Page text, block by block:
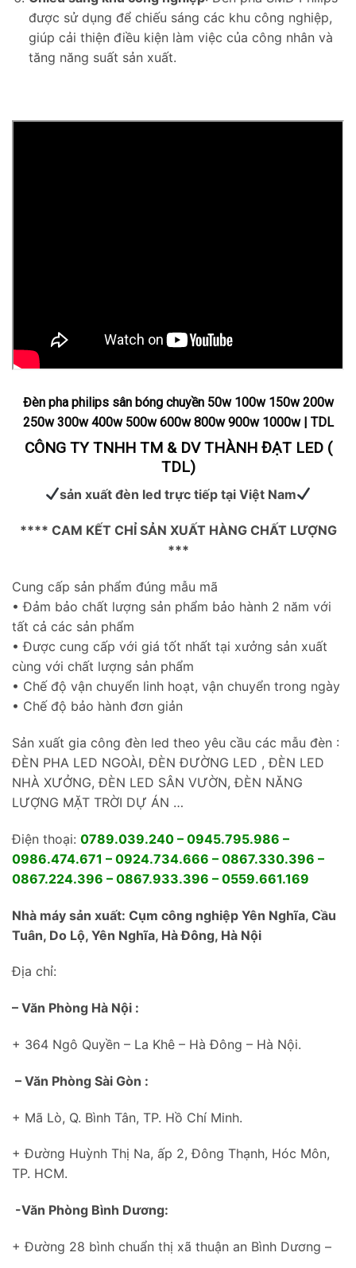
được sử dụng để chiếu sáng các khu công nghiệp,
giúp cải thiện điều kiện làm việc của công nhân và
tăng năng suất sản xuất.
Đèn pha philips sân bóng chuyền 50w 100w 150w 200w
250w 300w 400w 500w 600w 800w 900w 1000w | TDL
CÔNG TY TNHH TM & DV THÀNH ĐẠT LED (
TDL)
sản xuất đèn led trực tiếp tại Việt Nam
**** CAM KẾT CHỈ SẢN XUẤT HÀNG CHẤT LƯỢNG
***
Cung cấp sản phẩm đúng mẫu mã
• Đảm bảo chất lượng sản phẩm bảo hành 2 năm với
tất cả các sản phẩm
• Được cung cấp với giá tốt nhất tại xưởng sản xuất
cùng với chất lượng sản phẩm
• Chế độ vận chuyển linh hoạt, vận chuyển trong ngày
• Chế độ bảo hành đơn giản
Sản xuất gia công đèn led theo yêu cầu các mẫu đèn :
ĐÈN PHA LED NGOÀI, ĐÈN ĐƯỜNG LED , ĐÈN LED
NHÀ XƯỞNG, ĐÈN LED SÂN VƯỜN, ĐÈN NĂNG
LƯỢNG MẶT TRỜI DỰ ÁN …
Điện thoại: 0789.039.240 – 0945.795.986 –
0986.474.671 – 0924.734.666 – 0867.330.396 –
0867.224.396 – 0867.933.396 – 0559.661.169
Nhà máy sản xuất: Cụm công nghiệp Yên Nghĩa, Cầu
Tuân, Do Lộ, Yên Nghĩa, Hà Đông, Hà Nội
Địa chỉ:
– Văn Phòng Hà Nội :
+ 364 Ngô Quyền – La Khê – Hà Đông – Hà Nội.
– Văn Phòng Sài Gòn :
+ Mã Lò, Q. Bình Tân, TP. Hồ Chí Minh.
+ Đường Huỳnh Thị Na, ấp 2, Đông Thạnh, Hóc Môn,
TP. HCM.
-Văn Phòng Bình Dương:
+ Đường 28 bình chuẩn thị xã thuận an Bình Dương –